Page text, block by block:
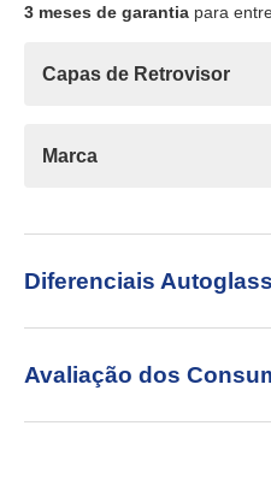
3 meses de garantia para
Capas de Retrovisor
Marca
Diferenciais Autoglass
Avaliação dos